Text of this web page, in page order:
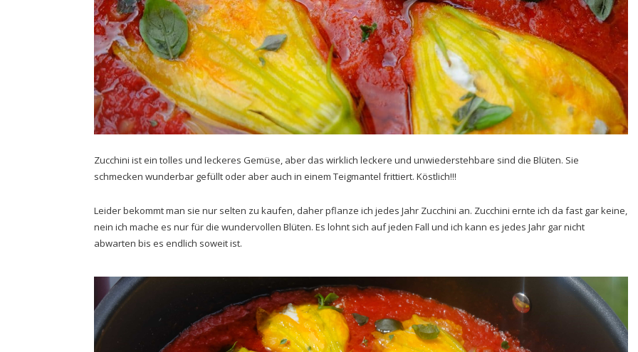
Zucchini ist ein tolles und leckeres Gemüse, aber das wirklich leckere und unwiederstehbare sind die Blüten. Sie
schmecken wunderbar gefüllt oder aber auch in einem Teigmantel frittiert. Köstlich!!!
Leider bekommt man sie nur selten zu kaufen, daher pflanze ich jedes Jahr Zucchini an. Zucchini ernte ich da fast gar keine,
nein ich mache es nur für die wundervollen Blüten. Es lohnt sich auf jeden Fall und ich kann es jedes Jahr gar nicht
abwarten bis es endlich soweit ist.